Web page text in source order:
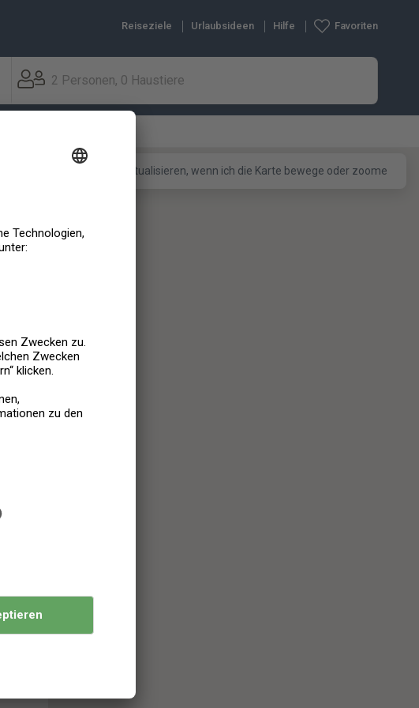
Reiseziele Urlaubsideen Hilfe Favoriten
2 Personen, 0 Haustiere
Liste aktualisieren, wenn ich die Karte bewege oder zoome